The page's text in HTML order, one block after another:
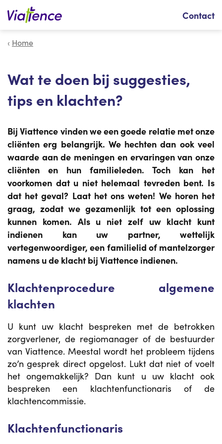
Contact
Zoeken
Home
Wat te doen bij suggesties,
tips en klachten?
Bij Viattence vinden we een goede relatie met onze
cliënten erg belangrijk. We hechten dan ook veel
waarde aan de meningen en ervaringen van onze
cliënten en hun familieleden. Toch kan het
voorkomen dat u niet helemaal tevreden bent. Is
dat het geval? Laat het ons weten! We horen het
graag, zodat we gezamenlijk tot een oplossing
kunnen komen. Als u niet zelf uw klacht kunt
indienen kan uw partner, wettelijk
vertegenwoordiger, een familielid of mantelzorger
namens u de klacht bij Viattence indienen.
Klachtenprocedure algemene
klachten
U kunt uw klacht bespreken met de betrokken
zorgverlener, de regiomanager of de bestuurder
van Viattence. Meestal wordt het probleem tijdens
zo’n gesprek direct opgelost. Lukt dat niet of voelt
het ongemakkelijk? Dan kunt u uw klacht ook
bespreken een klachtenfunctionaris of de
klachtencommissie.
Klachtenfunctionaris